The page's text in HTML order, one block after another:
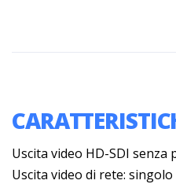
Uscita video HD-SDI senza
Uscita video di rete: